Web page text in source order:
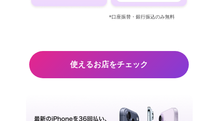
*口座振替・銀行振込のみ無料
使えるお店をチェック